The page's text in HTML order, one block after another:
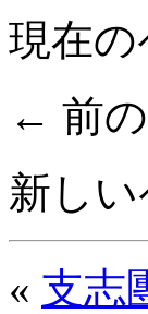
現在の
← 前
新し
« 支志